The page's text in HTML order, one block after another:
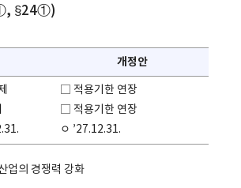
§24①)
개정안
□ 적용기한 연장
□ 적용기한 연장
ㅇ ’27.12.31.
업의 경쟁력 강화